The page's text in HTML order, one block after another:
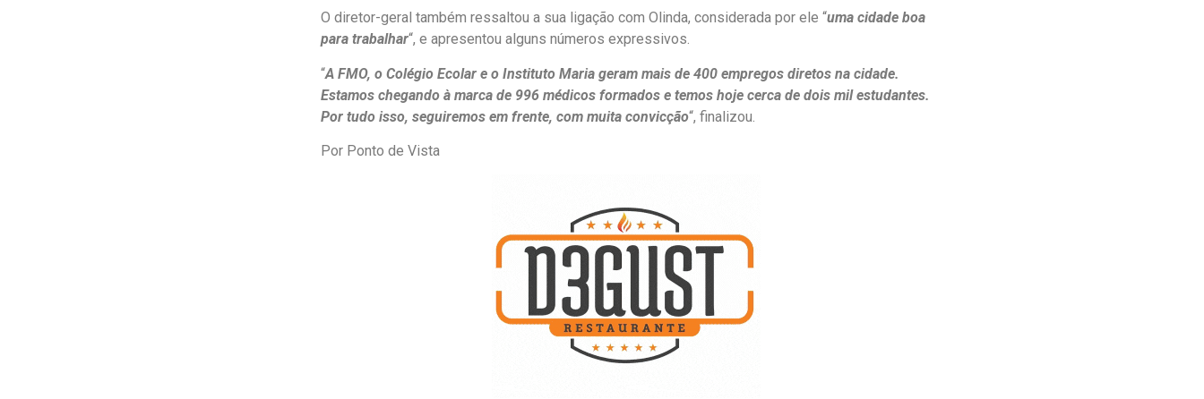
O diretor-geral também ressaltou a sua ligação com Olinda, considerada por ele “uma cidade boa
para trabalhar“, e apresentou alguns números expressivos.
“A FMO, o Colégio Ecolar e o Instituto Maria geram mais de 400 empregos diretos na cidade.
Estamos chegando à marca de 996 médicos formados e temos hoje cerca de dois mil estudantes.
Por tudo isso, seguiremos em frente, com muita convicção“, finalizou.
Por Ponto de Vista